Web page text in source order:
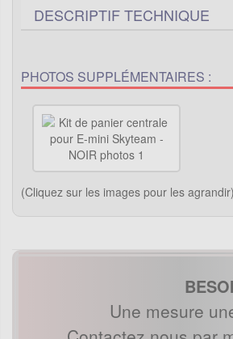
DESCRIPTIF TECHNIQUE
PHOTOS SUPPLÉMENTAIRES :
(Cliquez sur les images pour les agrandir)
Une mesure